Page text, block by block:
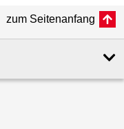
zum Seitenanfang